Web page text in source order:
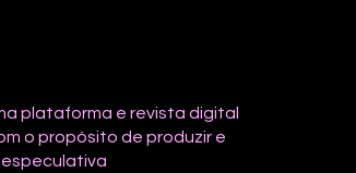
plataforma e revista digital
o propósito de produzir e